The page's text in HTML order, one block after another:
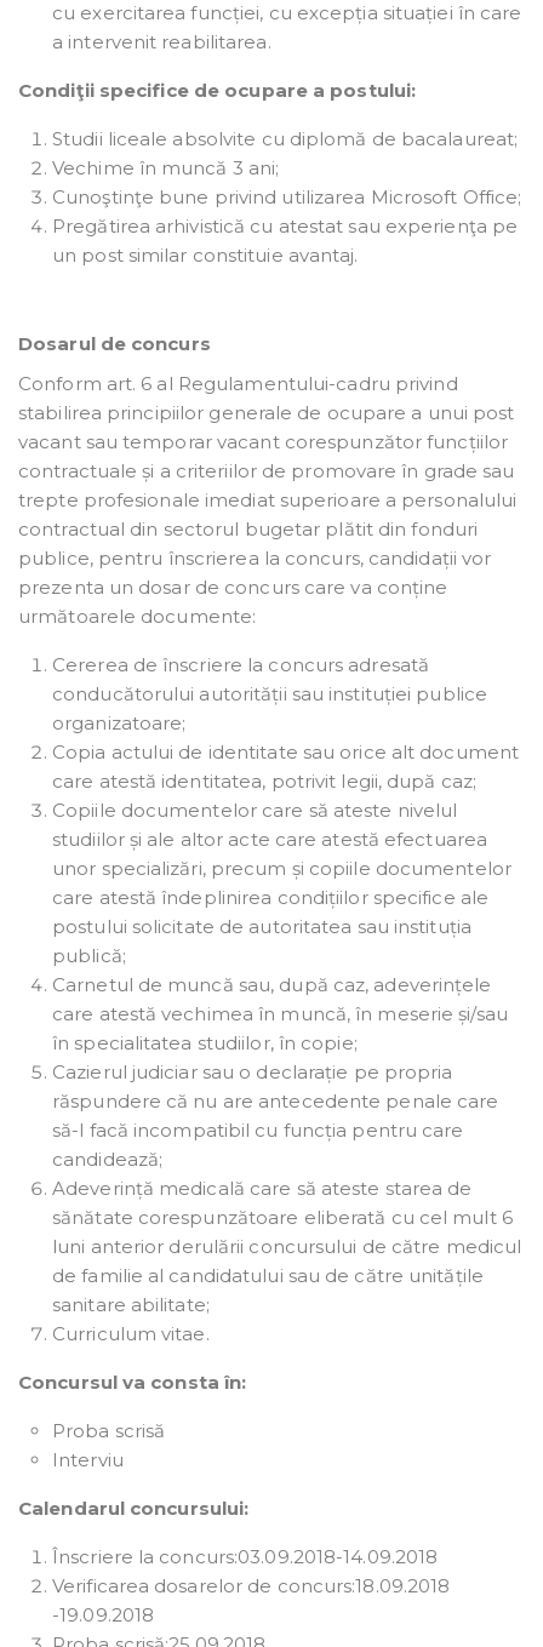
cu exercitarea funcției, cu excepția situației în care
a intervenit reabilitarea.
Condiţii specifice de ocupare a postului:
Studii liceale absolvite cu diplomă de bacalaureat;
Vechime în muncă 3 ani;
Cunoştinţe bune privind utilizarea Microsoft Office;
Pregătirea arhivistică cu atestat sau experienţa pe
un post similar constituie avantaj.
Dosarul de concurs
Conform art. 6 al Regulamentului-cadru privind
stabilirea principiilor generale de ocupare a unui post
vacant sau temporar vacant corespunzător funcțiilor
contractuale și a criteriilor de promovare în grade sau
trepte profesionale imediat superioare a personalului
contractual din sectorul bugetar plătit din fonduri
publice, pentru înscrierea la concurs, candidații vor
prezenta un dosar de concurs care va conține
următoarele documente:
Cererea de înscriere la concurs adresată
conducătorului autorității sau instituției publice
organizatoare;
Copia actului de identitate sau orice alt document
care atestă identitatea, potrivit legii, după caz;
Copiile documentelor care să ateste nivelul
studiilor și ale altor acte care atestă efectuarea
unor specializări, precum și copiile documentelor
care atestă îndeplinirea condițiilor specifice ale
postului solicitate de autoritatea sau instituția
publică;
Carnetul de muncă sau, după caz, adeverințele
care atestă vechimea în muncă, în meserie și/sau
în specialitatea studiilor, în copie;
Cazierul judiciar sau o declarație pe propria
răspundere că nu are antecedente penale care
să-l facă incompatibil cu funcția pentru care
candidează;
Adeverință medicală care să ateste starea de
sănătate corespunzătoare eliberată cu cel mult 6
luni anterior derulării concursului de către medicul
de familie al candidatului sau de către unitățile
sanitare abilitate;
Curriculum vitae.
Concursul va consta în:
Proba scrisă
Interviu
Calendarul concursului:
Înscriere la concurs:03.09.2018-14.09.2018
Verificarea dosarelor de concurs:18.09.2018
-19.09.2018